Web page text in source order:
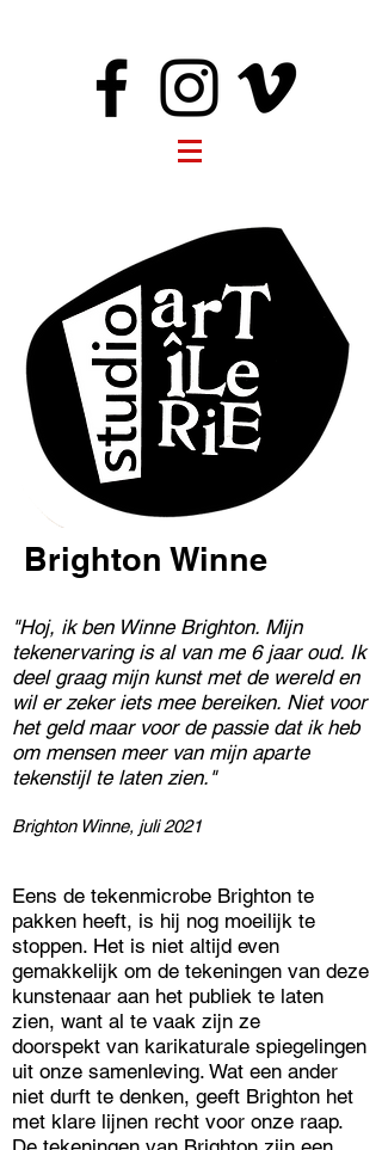
Brighton Winne
"Hoj, ik ben Winne Brighton. Mijn
tekenervaring is al van me 6 jaar oud. Ik
deel graag mijn kunst met de wereld en
wil er zeker iets mee bereiken. Niet voor
het geld maar voor de passie dat ik heb
om mensen meer van mijn aparte
tekenstijl te laten zien."
Brighton Winne, juli 2021
Eens de tekenmicrobe Brighton te
pakken heeft, is hij nog moeilijk te
stoppen. Het is niet altijd even
gemakkelijk om de tekeningen van deze
kunstenaar aan het publiek te laten
zien, want al te vaak zijn ze
doorspekt van karikaturale spiegelingen
uit onze samenleving. Wat een ander
niet durft te denken, geeft Brighton het
met klare lijnen recht voor onze raap.